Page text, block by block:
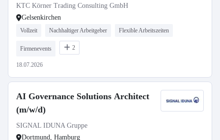
KTC Körner Trading Consulting GmbH
Gelsenkirchen
Vollzeit Nachhaltiger Arbeitgeber Flexible Arbeitszeiten
Firmenevents 2
18.07.2026
AI Governance Solutions Architect
(m/w/d)
SIGNAL IDUNA Gruppe
Dortmund, Hamburg